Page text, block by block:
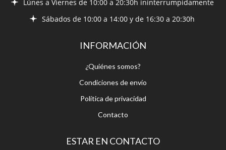
Lúnes a Viernes de 10:00 a 20:30h ininterrumpidamente
Sábados de 10:00 a 14:00 y de 16:30 a 20:30h
INFORMACIÓN
¿Quiénes somos?
Condiciones de envío
Política de privacidad
Contacto
ESTAR EN CONTACTO